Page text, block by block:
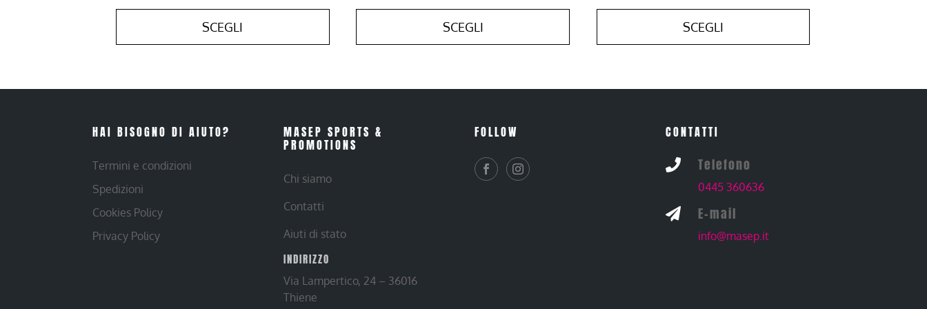
SCEGLI SCEGLI SCEGLI
HAI BISOGNO DI AIUTO?
Termini e condizioni
Spedizioni
Cookies Policy
Privacy Policy
MASEP SPORTS &
PROMOTIONS
Chi siamo
Contatti
Aiuti di stato
INDIRIZZO
Via Lampertico, 24 – 36016
Thiene
FOLLOW CONTATTI
 Telefono
0445 360636
 E-mail
info@masep.it